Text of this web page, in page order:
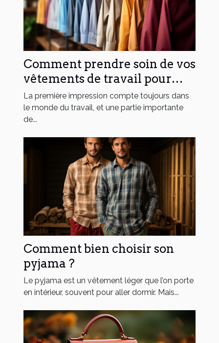
Comment prendre soin de vos
vêtements de travail pour
prolonger leur durée de vie
La première impression compte toujours dans
le monde du travail, et une partie importante
de...
Comment bien choisir son
pyjama ?
Le pyjama est un vêtement léger que l’on porte
en intérieur, souvent pour aller dormir. Mais...